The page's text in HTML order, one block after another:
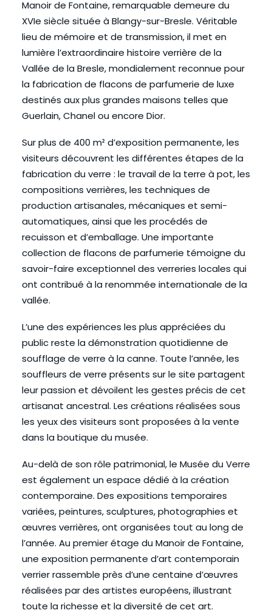
Manoir de Fontaine, remarquable demeure du
XVIe siècle située à Blangy-sur-Bresle. Véritable
lieu de mémoire et de transmission, il met en
lumière l’extraordinaire histoire verrière de la
Vallée de la Bresle, mondialement reconnue pour
la fabrication de flacons de parfumerie de luxe
destinés aux plus grandes maisons telles que
Guerlain, Chanel ou encore Dior.
Sur plus de 400 m² d’exposition permanente, les
visiteurs découvrent les différentes étapes de la
fabrication du verre : le travail de la terre à pot, les
compositions verrières, les techniques de
production artisanales, mécaniques et semi-
automatiques, ainsi que les procédés de
recuisson et d’emballage. Une importante
collection de flacons de parfumerie témoigne du
savoir-faire exceptionnel des verreries locales qui
ont contribué à la renommée internationale de la
vallée.
L’une des expériences les plus appréciées du
public reste la démonstration quotidienne de
soufflage de verre à la canne. Toute l’année, les
souffleurs de verre présents sur le site partagent
leur passion et dévoilent les gestes précis de cet
artisanat ancestral. Les créations réalisées sous
les yeux des visiteurs sont proposées à la vente
dans la boutique du musée.
Au-delà de son rôle patrimonial, le Musée du Verre
est également un espace dédié à la création
contemporaine. Des expositions temporaires
variées, peintures, sculptures, photographies et
œuvres verrières, ont organisées tout au long de
l’année. Au premier étage du Manoir de Fontaine,
une exposition permanente d’art contemporain
verrier rassemble près d’une centaine d’œuvres
réalisées par des artistes européens, illustrant
toute la richesse et la diversité de cet art.